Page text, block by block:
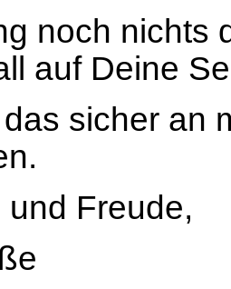
noch nichts
auf Deine
sicher an
Freude,